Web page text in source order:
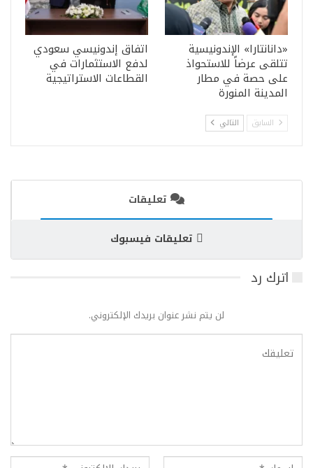
«دانانتارا» الإندونيسية
تتلقى عرضاً للاستحواذ
على حصة في مطار
المدينة المنورة
اتفاق إندونيسي سعودي
لدفع الاستثمارات في
القطاعات الاستراتيجية
السابق التالي
تعليقات
تعليقات فيسبوك
اترك رد
لن يتم نشر عنوان بريدك الإلكتروني.